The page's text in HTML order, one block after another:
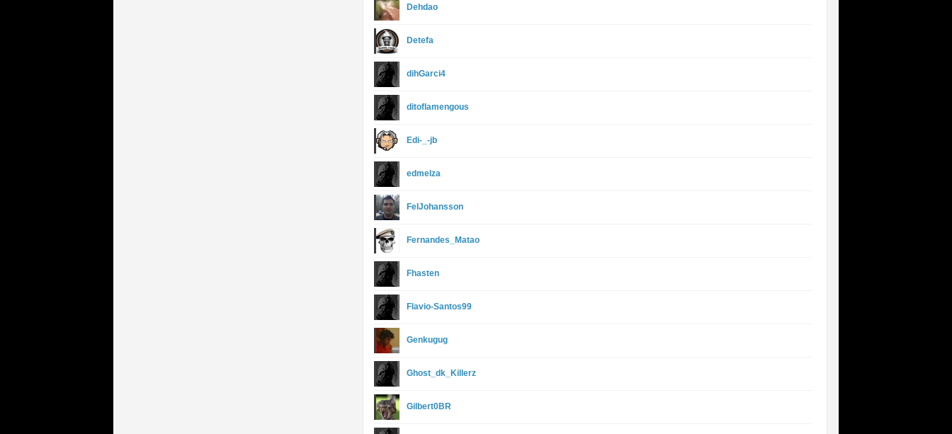
Dehdao
Detefa
dihGarci4
ditoflamengous
Edi-_-jb
edmelza
FelJohansson
Fernandes_Matao
Fhasten
Flavio-Santos99
Genkugug
Ghost_dk_Killerz
Gilbert0BR